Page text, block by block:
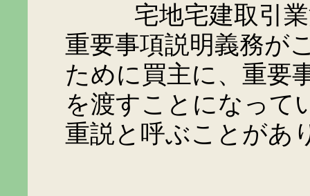
宅地宅建取引業法
重要事項説明義務が
ために買主に、重要
を渡すことになって
重説と呼ぶことがあ